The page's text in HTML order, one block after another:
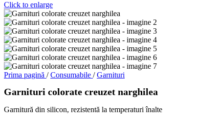
Click to enlarge
Prima pagină / Consumabile / Garnituri
Garnituri colorate creuzet narghilea
Garnitură din silicon, rezistentă la temperaturi înalte